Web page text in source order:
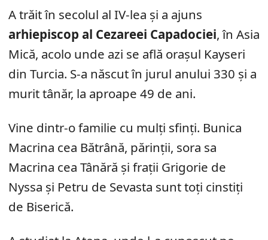
A trăit în secolul al IV-lea și a ajuns
arhiepiscop al Cezareei Capadociei, în Asia
Mică, acolo unde azi se află orașul Kayseri
din Turcia. S-a născut în jurul anului 330 și a
murit tânăr, la aproape 49 de ani.
Vine dintr-o familie cu mulți sfinți. Bunica
Macrina cea Bătrână, părinții, sora sa
Macrina cea Tânără și frații Grigorie de
Nyssa și Petru de Sevasta sunt toți cinstiți
de Biserică.